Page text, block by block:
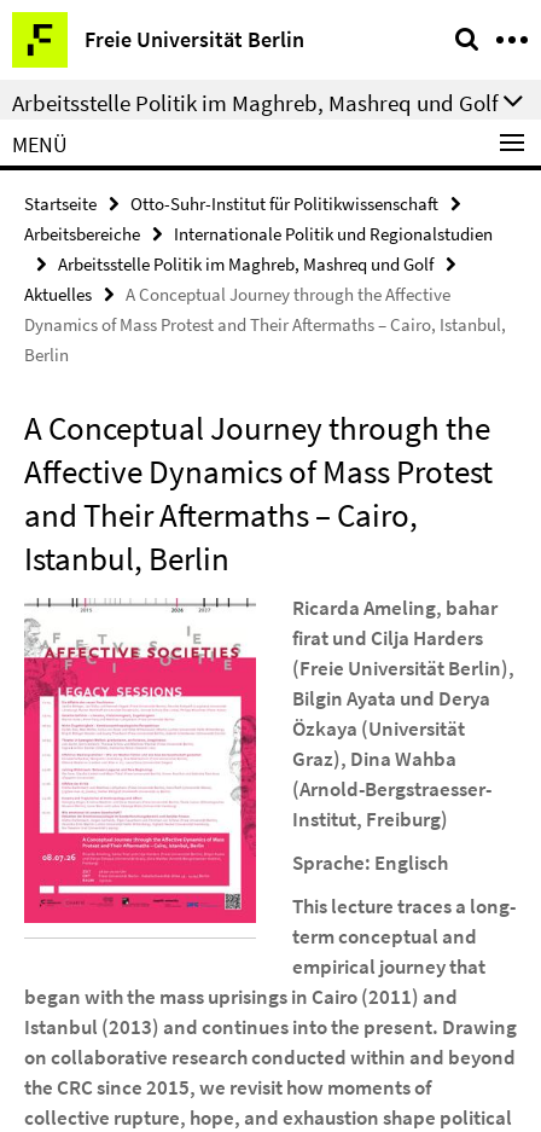
Springe
direkt
zu
Inhalt
Freie Universität Berlin
Service-
Navigation
Arbeitsstelle Politik im Maghreb, Mashreq und Golf
MENÜ
Startseite
Otto-Suhr-Institut für Politikwissenschaft
Arbeitsbereiche
Internationale Politik und Regionalstudien
Arbeitsstelle Politik im Maghreb, Mashreq und Golf
Aktuelles
A Conceptual Journey through the Affective
Dynamics of Mass Protest and Their Aftermaths – Cairo, Istanbul,
Berlin
A Conceptual Journey through the
Affective Dynamics of Mass Protest
and Their Aftermaths – Cairo,
Istanbul, Berlin
Ricarda Ameling, bahar
firat und Cilja Harders
(Freie Universität Berlin),
Bilgin Ayata und Derya
Özkaya (Universität
Graz), Dina Wahba
(Arnold-Bergstraesser-
Institut, Freiburg)
Sprache: Englisch
This lecture traces a long-
term conceptual and
empirical journey that
began with the mass uprisings in Cairo (2011) and
Istanbul (2013) and continues into the present. Drawing
on collaborative research conducted within and beyond
the CRC since 2015, we revisit how moments of
collective rupture, hope, and exhaustion shape political